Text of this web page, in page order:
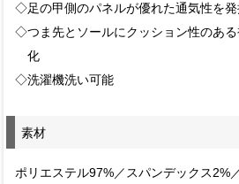
◇足の甲側のパネルが優れた通気性を
◇つま先とソールにクッション性のあ
化
◇洗濯機洗い可能
素材
ポリエステル97%／スパンデックス2%